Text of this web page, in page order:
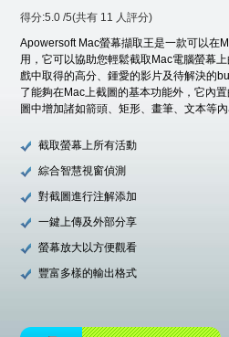
得分:5.0 /5(共有 11 人評分)
Apowersoft Mac螢幕擷取王是一款可以在
用，它可以協助您輕鬆截取Mac電腦螢幕
戲中取得的高分、鍾愛的影片及待解決的
了能夠在Mac上截圖的基本功能外，它內
圖中增加諸如箭頭、矩形、畫筆、文本等
截取螢幕上所有活動
綜合智慧視窗偵測
對截圖進行注解添加
一鍵上傳及外部分享
螢幕放大以方便觀看
豐富多樣的輸出格式